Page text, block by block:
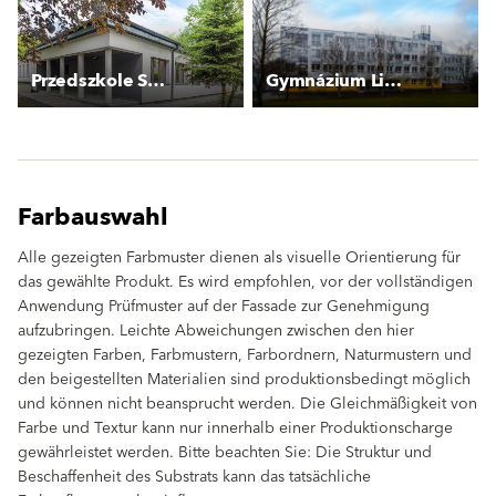
Przedszkole Szczecińska Gymnázium Litoměřická
Farbauswahl
Alle gezeigten Farbmuster dienen als visuelle Orientierung für
das gewählte Produkt. Es wird empfohlen, vor der vollständigen
Anwendung Prüfmuster auf der Fassade zur Genehmigung
aufzubringen. Leichte Abweichungen zwischen den hier
gezeigten Farben, Farbmustern, Farbordnern, Naturmustern und
den beigestellten Materialien sind produktionsbedingt möglich
und können nicht beansprucht werden. Die Gleichmäßigkeit von
Farbe und Textur kann nur innerhalb einer Produktionscharge
gewährleistet werden. Bitte beachten Sie: Die Struktur und
Beschaffenheit des Substrats kann das tatsächliche